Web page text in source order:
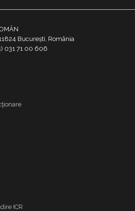
București, România
031 71 00 606
ICR